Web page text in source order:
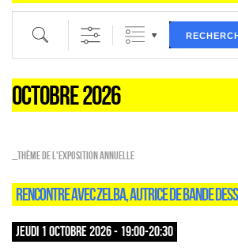
Recherche par mot clé (ici) et / ou filtre (ci
OCTOBRE 2026
_Thème de l'exposition annuelle
RENCONTRE AVEC ZELBA, AUTRICE DE BANDE
JEUDI 1 OCTOBRE 2026 - 19:00-20:30